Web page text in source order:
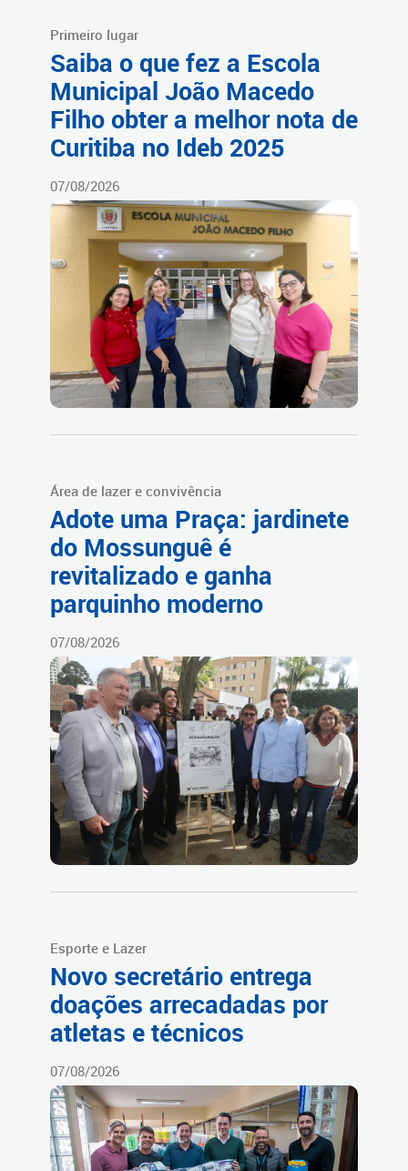
Primeiro lugar
Saiba o que fez a Escola
Municipal João Macedo
Filho obter a melhor nota de
Curitiba no Ideb 2025
07/08/2026
Área de lazer e convivência
Adote uma Praça: jardinete
do Mossunguê é
revitalizado e ganha
parquinho moderno
07/08/2026
Esporte e Lazer
Novo secretário entrega
doações arrecadadas por
atletas e técnicos
07/08/2026